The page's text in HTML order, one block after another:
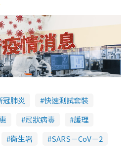
冠肺炎
快速測試套裝
冠狀病毒
護理
衞生署 SARS－CoV－2